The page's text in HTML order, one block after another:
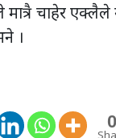
मात्रै चाहेर
।
0